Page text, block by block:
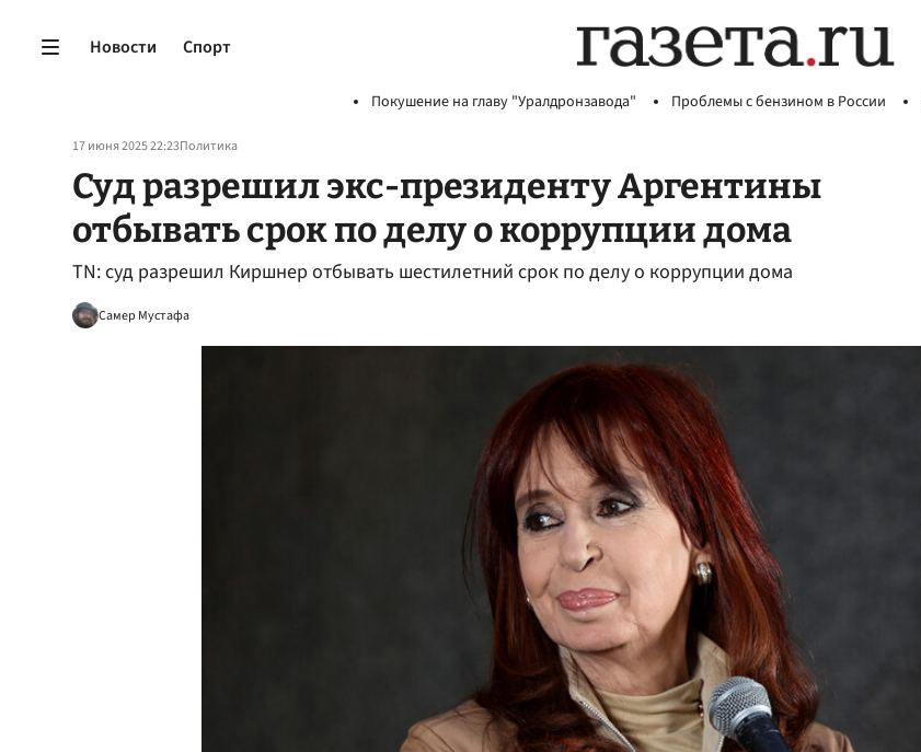
Новости Спорт
Покушение на главу "Уралдронзавода" Проблемы с бензином в России
17 июня 2025 22:23Политика
Суд разрешил экс-президенту Аргентины
отбывать срок по делу о коррупции дома
TN: суд разрешил Киршнер отбывать шестилетний срок по делу о коррупции дома
Самер Мустафа